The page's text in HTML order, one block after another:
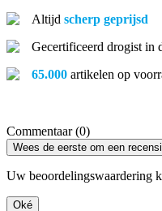
Altijd scherp geprijsd
Gecertificeerd drogist in
65.000 artikelen op
Commentaar (0)
Wees de eerste om een
Uw beoordelingswaardering
Oké